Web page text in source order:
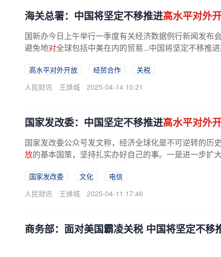
海关总署：中国将坚定不移推进高水平对外
国新办今日上午举行一季度有关经济数据例行新闻发布
避免地对全球包括中美在内的贸易...中国将坚定不移推进
高水平对外开放 经贸合作
关税
人民财讯
王焕城 2025-04-14 10:21
国家发改委：中国坚定不移推进高水平对外
国家发改委公众号发文称，经济全球化是不可逆转的历
放的基本国策，坚持扎实办好自己的事。一是进一步扩
国家发改委 文化
电信
人民财讯
王焕城 2025-04-11 17:46
商务部：面对美国霸凌关税 中国将坚定不移